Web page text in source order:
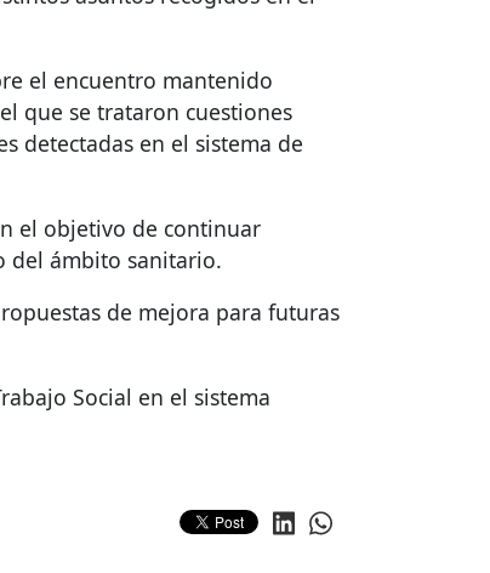
el encuentro mantenido
que se trataron cuestiones
detectadas en el sistema de
el objetivo de continuar
del ámbito sanitario.
de mejora para futuras
Social en el sistema